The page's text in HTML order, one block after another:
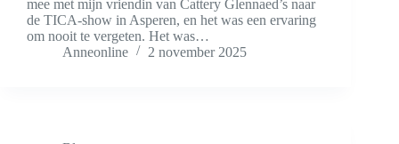
mee met mijn vriendin van Cattery Glennaed’s naar
de TICA-show in Asperen, en het was een ervaring
om nooit te vergeten. Het was…
Anneonline
2 november 2025